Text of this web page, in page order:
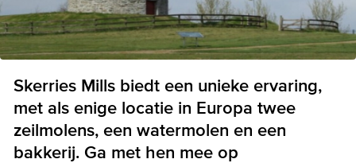
Skerries Mills biedt een unieke ervaring,
met als enige locatie in Europa twee
zeilmolens, een watermolen en een
bakkerij. Ga met hen mee op